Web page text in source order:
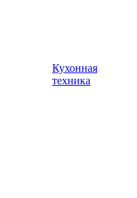
Кухонная
техника